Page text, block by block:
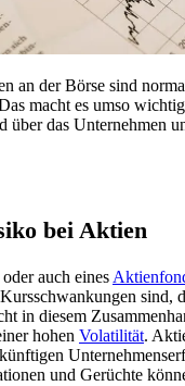
an der Börse sind
macht es umso
über das Unternehmen
bei Aktien
auch eines
sind,
in diesem
hohen Volatilität.
und Gerüchte